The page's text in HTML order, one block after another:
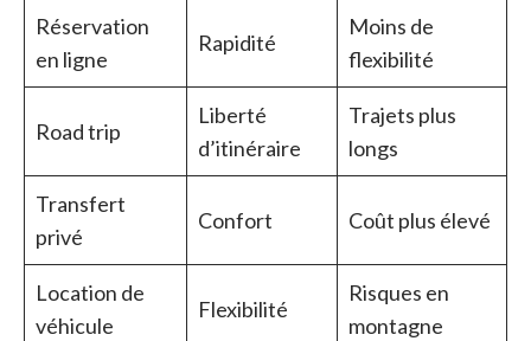
Réservation
en ligne
Rapidité
Moins de
flexibilité
Road trip
Liberté
d’itinéraire
Trajets plus
longs
Transfert
privé
Confort Coût plus élevé
Location de
véhicule
Flexibilité
Risques en
montagne